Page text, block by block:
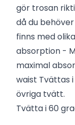
gör trosan
då du
finns med
absorption -
maximal
waist Tvättas
övriga tvätt.
Tvätta i 60